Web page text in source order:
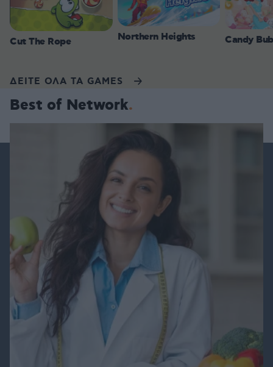
Cut The Rope Northern Heights Candy
ΔΕΙΤΕ ΟΛΑ ΤΑ GAMES
Best of Network